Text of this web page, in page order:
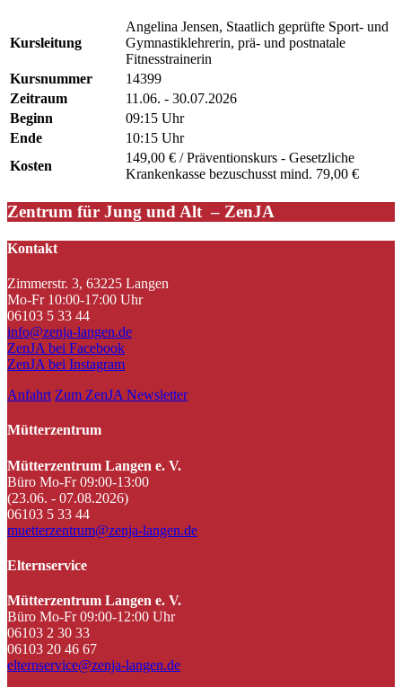
Kursleitung
Angelina Jensen, Staatlich geprüfte Sport- und
Gymnastiklehrerin, prä- und postnatale
Fitnesstrainerin
Kursnummer
14399
Zeitraum
11.06. - 30.07.2026
Beginn
09:15 Uhr
Ende
10:15 Uhr
Kosten
149,00 € / Präventionskurs - Gesetzliche
Krankenkasse bezuschusst mind. 79,00 €
Zentrum für Jung und Alt – ZenJA
Kontakt
Zimmerstr. 3, 63225 Langen
Mo-Fr 10:00-17:00 Uhr
06103 5 33 44
info@zenja-langen.de
ZenJA bei Facebook
ZenJA bei Instagram
Anfahrt Zum ZenJA Newsletter
Mütterzentrum
Mütterzentrum Langen e. V.
Büro Mo-Fr 09:00-13:00
(23.06. - 07.08.2026)
06103 5 33 44
muetterzentrum@zenja-langen.de
Elternservice
Mütterzentrum Langen e. V.
Büro Mo-Fr 09:00-12:00 Uhr
06103 2 30 33
06103 20 46 67
elternservice@zenja-langen.de